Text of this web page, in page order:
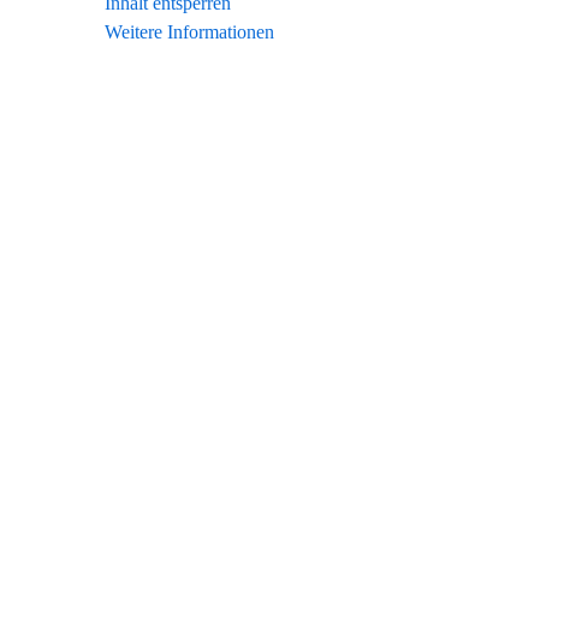
Weitere Informationen